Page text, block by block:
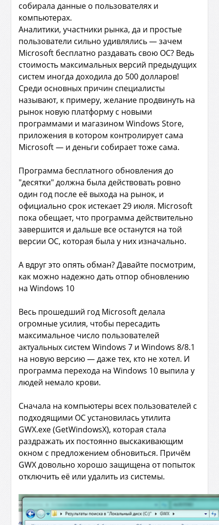
собирала данные о пользователях и
компьютерах.
Аналитики, участники рынка, да и простые
пользователи сильно удивлялись — зачем
Microsoft бесплатно раздавать свою ОС? Ведь
стоимость максимальных версий предыдущих
систем иногда доходила до 500 долларов!
Среди основных причин специалисты
называют, к примеру, желание продвинуть на
рынок новую платформу с новыми
программами и магазином Windows Store,
приложения в котором контролирует сама
Microsoft — и деньги собирает тоже сама.
Программа бесплатного обновления до
"десятки" должна была действовать ровно
один год после её выхода на рынок, и
официально срок истекает 29 июля. Microsoft
пока обещает, что программа действительно
завершится и дальше все останутся на той
версии ОС, которая была у них изначально.
А вдруг это опять обман? Давайте посмотрим,
как можно надежно дать отпор обновлению
наWindows 10
Весь прошедший год Microsoft делала
огромные усилия, чтобы пересадить
максимальное число пользователей
актуальных систем Windows 7 и Windows 8/8.1
на новую версию — даже тех, кто не хотел. И
программа перехода на Windows 10 выпила у
людей немало крови.
Сначала на компьютеры всех пользователей с
подходящими ОС установилась утилита
GWX.exe (GetWindowsX), которая стала
раздражать их постоянно выскакивающим
окном с предложением обновиться. Причём
GWX довольно хорошо защищена от попыток
отключить её или удалить из системы.